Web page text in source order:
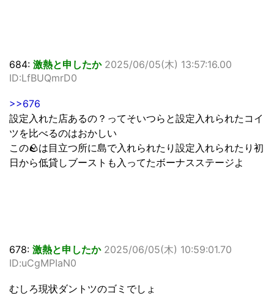
684: 激熱と申したか 2025/06/05(木) 13:57:16.00
ID:LfBUQmrD0
>>676
設定入れた店あるの？ってそいつらと設定入れられたコイ
ツを比べるのはおかしい
この🪨は目立つ所に島で入れられたり設定入れられたり初
日から低貸しブーストも入ってたボーナスステージよ
678: 激熱と申したか 2025/06/05(木) 10:59:01.70
ID:uCgMPIaN0
むしろ現状ダントツのゴミでしょ